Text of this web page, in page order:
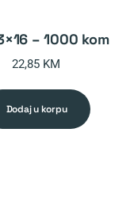
– 1000 kom
22,85 KM
dodaj u korpu